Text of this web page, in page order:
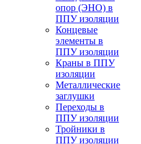
опор (ЭНО) в
ППУ изоляции
Концевые
элементы в
ППУ изоляции
Краны в ППУ
изоляции
Металлические
заглушки
Переходы в
ППУ изоляции
Тройники в
ППУ изоляции